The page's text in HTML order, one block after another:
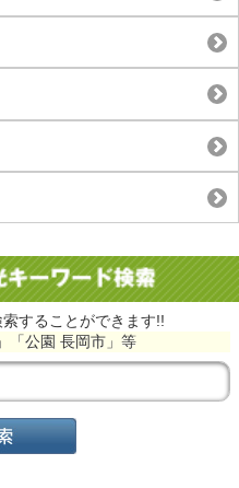
することができます!!
「公園 長岡市」等